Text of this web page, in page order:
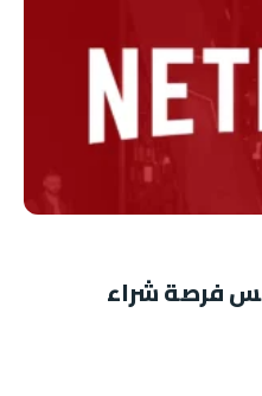
فرصة شراء